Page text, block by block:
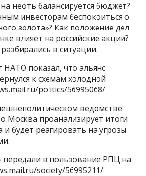
нефть балансируется бюджет?
инвесторам беспокоиться о
золота»? Как положение дел
влияет на российские акции?
в ситуации.
показал, что альянс
к схемам холодной
politics/56995068/
ведомстве
Москва проанализирует итоги
и будет реагировать на угрозы
передали в пользование РПЦ на
society/56995211/